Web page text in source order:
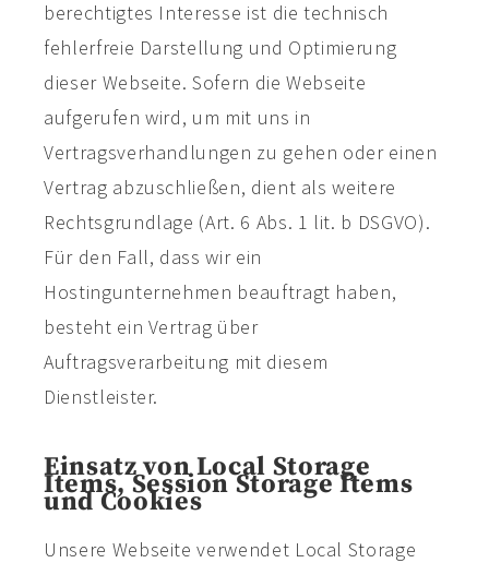
berechtigtes Interesse ist die technisch
fehlerfreie Darstellung und Optimierung
dieser Webseite. Sofern die Webseite
aufgerufen wird, um mit uns in
Vertragsverhandlungen zu gehen oder einen
Vertrag abzuschließen, dient als weitere
Rechtsgrundlage (Art. 6 Abs. 1 lit. b DSGVO).
Für den Fall, dass wir ein
Hostingunternehmen beauftragt haben,
besteht ein Vertrag über
Auftragsverarbeitung mit diesem
Dienstleister.
Einsatz von Local Storage
Items, Session Storage Items
und Cookies
Unsere Webseite verwendet Local Storage